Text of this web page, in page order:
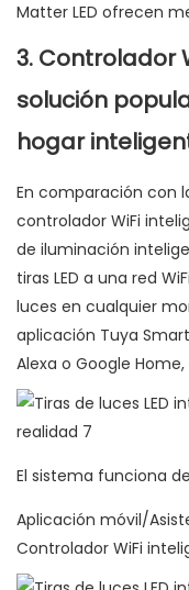
Matter LED ofrecen
3. Controlador
solución
hogar
En comparación con
controlador WiFi
de iluminación
tiras LED a una red
luces en cualquier
aplicación Tuya
Alexa o Google
El sistema funciona
Aplicación móvil/
Controlador WiFi